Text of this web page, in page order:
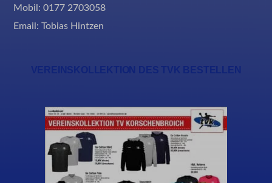
Mobil: 0177 2703058
Email: Tobias Hintzen
VEREINSKOLLEKTION DES TVK BESTELLEN